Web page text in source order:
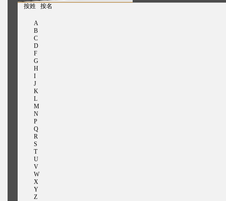
按姓
（活动标签） 按名
A
B
C
D
F
G
H
I
J
K
L
M
N
P
Q
R
S
T
U
V
W
X
Y
Z